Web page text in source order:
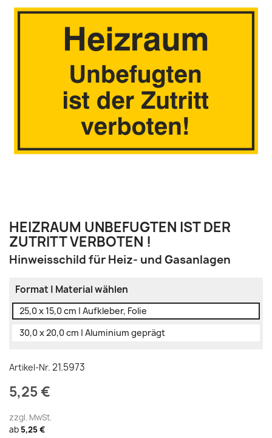
HEIZRAUM UNBEFUGTEN IST DER
ZUTRITT VERBOTEN !
Hinweisschild für Heiz- und Gasanlagen
Format | Material wählen
25,0 x 15,0 cm | Aufkleber, Folie
30,0 x 20,0 cm | Aluminium geprägt
Artikel-Nr. 21.5973
5,25 €
zzgl. MwSt.
ab5,25 €